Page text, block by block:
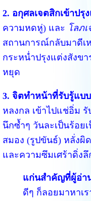
2. อกุศลเจตสิกเข้าปรุ
ความหดหู่) และ โลภ
สถานการณ์กลับมาดีเ
กระหน่ำปรุงแต่งสังข
หยุด
3. จิตทำหน้าที่รับรู้แบ
หลงกล เข้าไปแช่อิ่ม
นึกซ้ำๆ วันละเป็นร้อย
สมอง (รูปขันธ์) หลั่งผิ
และความซึมเศร้าดิ่งลึ
แก่นสำคัญที่ผู้อ่า
ดีๆ ก็ลอยมาหาเ